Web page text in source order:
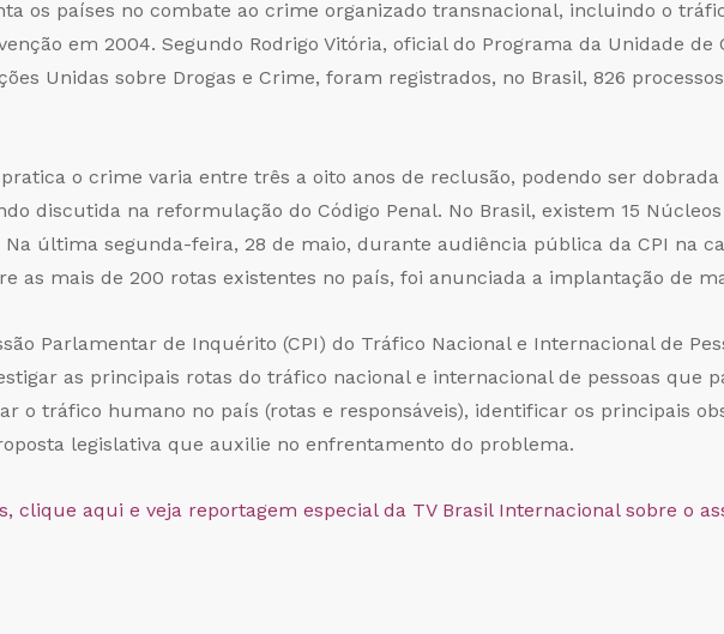
os países no combate ao crime organizado transnacional, incluindo o
em 2004. Segundo Rodrigo Vitória, oficial do Programa da Unidade de
Unidas sobre Drogas e Crime, foram registrados, no Brasil, 826
o crime varia entre três a oito anos de reclusão, podendo ser dobrada
discutida na reformulação do Código Penal. No Brasil, existem 15
Na última segunda-feira, 28 de maio, durante audiência pública da CPI na
as mais de 200 rotas existentes no país, foi anunciada a implantação de
Parlamentar de Inquérito (CPI) do Tráfico Nacional e Internacional de
as principais rotas do tráfico nacional e internacional de pessoas que
o tráfico humano no país (rotas e responsáveis), identificar os principais
legislativa que auxilie no enfrentamento do problema.
clique aqui e veja reportagem especial da TV Brasil Internacional sobre o